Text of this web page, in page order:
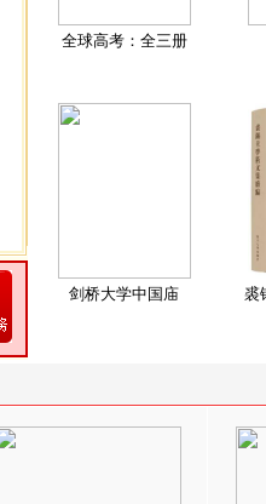
全球高考：全三册
剑桥大学中国庙 裘